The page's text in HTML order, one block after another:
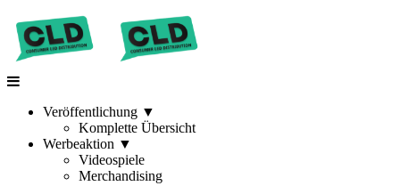
Veröffentlichung ▼
Komplette Übersicht
Werbeaktion ▼
Videospiele
Merchandising